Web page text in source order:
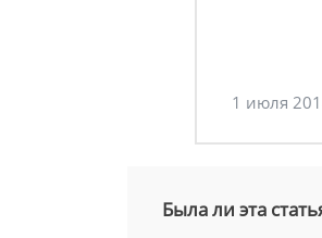
1 июля
Была ли эта